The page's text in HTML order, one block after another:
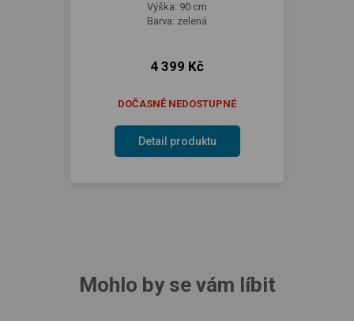
Výška: 90 cm
Barva: zelená
4 399 Kč
DOČASNĚ NEDOSTUPNÉ
Detail produktu
Mohlo by se vám líbit